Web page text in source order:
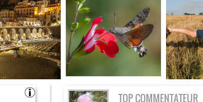
TOP COMMENTATEUR